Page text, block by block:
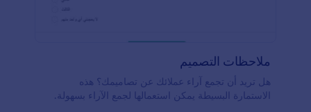
ملاحظات التصميم
هل تريد أن تجمع آراء عملائك عن تصاميمك؟ هذه
الاستمارة البسيطة يمكن استعمالها لجمع الآراء بسهولة.